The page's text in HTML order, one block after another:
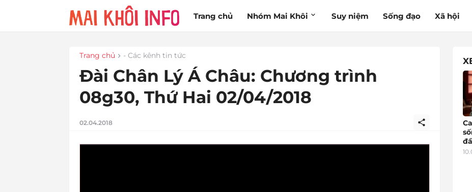
Trang chủ Nhóm Mai Khôi Suy niệm Sống đạo Xã hội
Trang chủ - Các kênh tin tức
Đài Chân Lý Á Châu: Chương trình
08g30, Thứ Hai 02/04/2018
02.04.2018